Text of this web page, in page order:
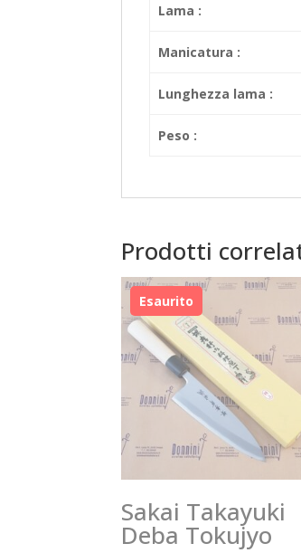
Lama :
Manicatura :
Lunghezza lama :
Peso :
Prodotti
Sakai Takayuki
Deba Tokujyo